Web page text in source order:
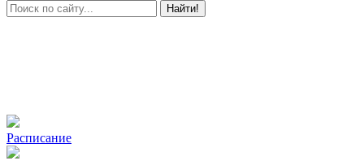
Найти!
Расписание